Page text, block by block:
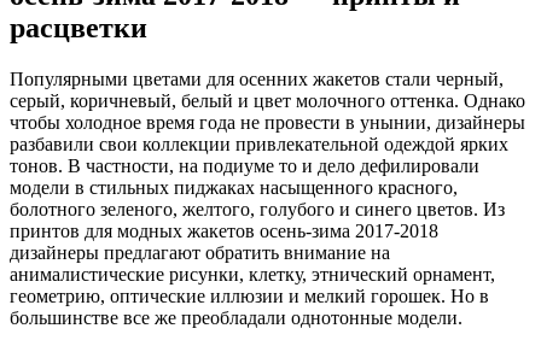
расцветки
Популярными цветами для осенних жакетов стали черный,
серый, коричневый, белый и цвет молочного оттенка. Однако
чтобы холодное время года не провести в унынии, дизайнеры
разбавили свои коллекции привлекательной одеждой ярких
тонов. В частности, на подиуме то и дело дефилировали
модели в стильных пиджаках насыщенного красного,
болотного зеленого, желтого, голубого и синего цветов. Из
принтов для модных жакетов осень-зима 2017-2018
дизайнеры предлагают обратить внимание на
анималистические рисунки, клетку, этнический орнамент,
геометрию, оптические иллюзии и мелкий горошек. Но в
большинстве все же преобладали однотонные модели.